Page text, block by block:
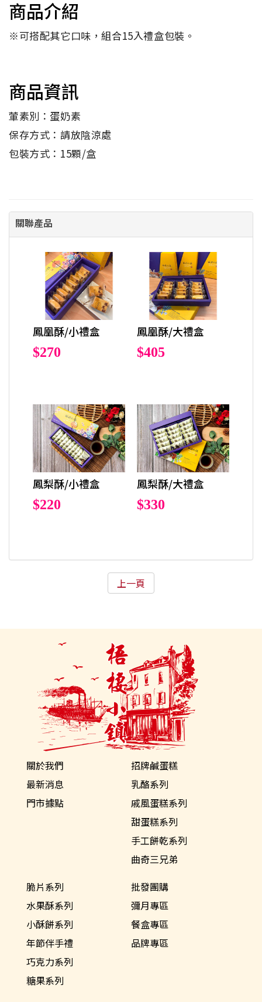
商品介紹
※可搭配其它口味，組合15入禮盒包裝。
商品資訊
葷素別：蛋奶素
保存方式：請放陰涼處
包裝方式：15顆/盒
關聯產品
鳳凰酥/小禮盒
$270
鳳凰酥/大禮盒
$405
鳳梨酥/小禮盒
$220
鳳梨酥/大禮盒
$330
上一頁
關於我們
最新消息
門市據點
招牌鹹蛋糕
乳酪系列
戚風蛋糕系列
甜蛋糕系列
手工餅乾系列
曲奇三兄弟
脆片系列
水果酥系列
小酥餅系列
年節伴手禮
巧克力系列
糖果系列
批發團購
彌月專區
餐盒專區
品牌專區